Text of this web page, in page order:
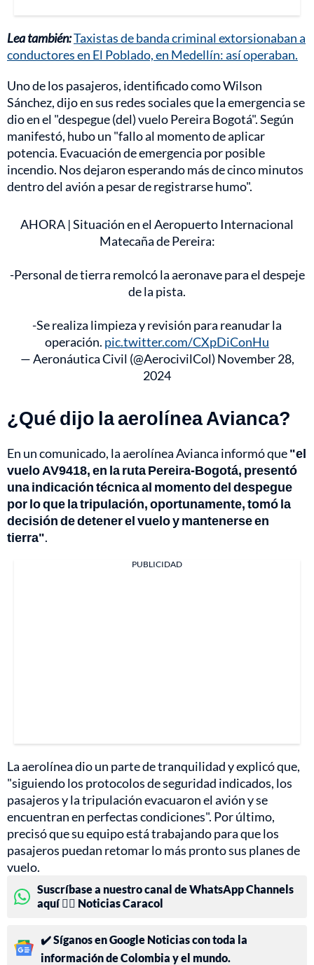
Lea también:Taxistas de banda criminal extorsionaban a
conductores en El Poblado, en Medellín: así operaban.
Uno de los pasajeros, identificado como Wilson
Sánchez, dijo en sus redes sociales que la emergencia se
dio en el "despegue (del) vuelo Pereira Bogotá". Según
manifestó, hubo un "fallo al momento de aplicar
potencia. Evacuación de emergencia por posible
incendio. Nos dejaron esperando más de cinco minutos
dentro del avión a pesar de registrarse humo".
AHORA | Situación en el Aeropuerto Internacional
Matecaña de Pereira:
-Personal de tierra remolcó la aeronave para el despeje
de la pista.
-Se realiza limpieza y revisión para reanudar la
operación. pic.twitter.com/CXpDiConHu
— Aeronáutica Civil (@AerocivilCol) November 28,
2024
¿Qué dijo la aerolínea Avianca?
En un comunicado, la aerolínea Avianca informó que"el
vuelo AV9418, en la ruta Pereira-Bogotá, presentó
una indicación técnica al momento del despegue
por lo que la tripulación, oportunamente, tomó la
decisión de detener el vuelo y mantenerse en
tierra".
PUBLICIDAD
La aerolínea dio un parte de tranquilidad y explicó que,
"siguiendo los protocolos de seguridad indicados, los
pasajeros y la tripulación evacuaron el avión y se
encuentran en perfectas condiciones". Por último,
precisó que su equipo está trabajando para que los
pasajeros puedan retomar lo más pronto sus planes de
vuelo.
Suscríbase a nuestro canal de WhatsApp Channels
aquí 👉🏻 Noticias Caracol
✔️ Síganos en Google Noticias con toda la
información de Colombia y el mundo.